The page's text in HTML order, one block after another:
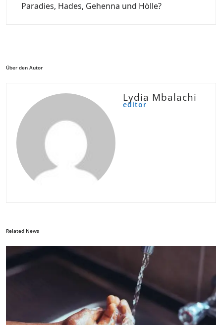
Paradies, Hades, Gehenna und Hölle?
Über den Autor
Lydia Mbalachi
editor
Related News